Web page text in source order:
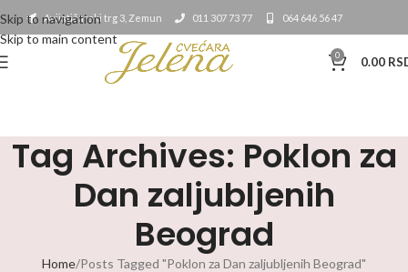
Skip to navigation
Skip to main content
Avijatičarski trg 3, Zemun 011 307 73 77 064 646 56 47
0 0.00
Tag Archives: Poklon za
Dan zaljubljenih
Beograd
Home Posts Tagged "Poklon za Dan zaljubljenih Beograd"